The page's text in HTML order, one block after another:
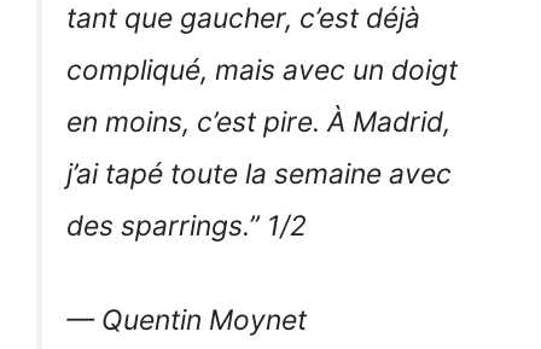
tant que gaucher, c’est déjà
compliqué, mais avec un doigt
en moins, c’est pire. À Madrid,
j’ai tapé toute la semaine avec
des sparrings.” 1/2
— Quentin Moynet